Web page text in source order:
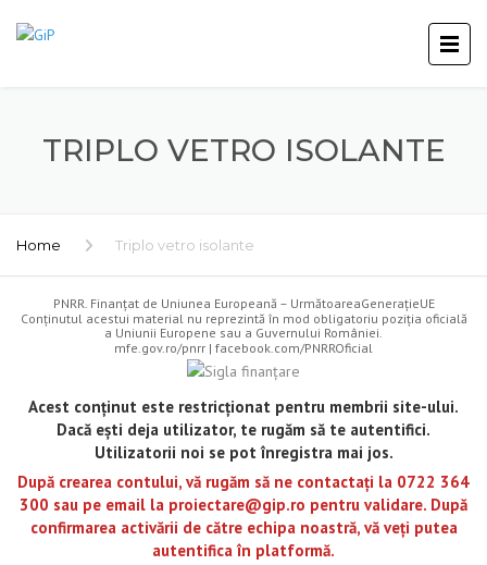
TRIPLO VETRO ISOLANTE
Home Triplo vetro isolante
PNRR. Finanțat de Uniunea Europeană – UrmătoareaGenerațieUE
Conținutul acestui material nu reprezintă în mod obligatoriu poziția oficială
a Uniunii Europene sau a Guvernului României.
mfe.gov.ro/pnrr | facebook.com/PNRROficial
Acest conținut este restricționat pentru membrii site-ului.
Dacă ești deja utilizator, te rugăm să te autentifici.
Utilizatorii noi se pot înregistra mai jos.
După crearea contului, vă rugăm să ne contactați la 0722 364
300 sau pe email la proiectare@gip.ro pentru validare. După
confirmarea activării de către echipa noastră, vă veți putea
autentifica în platformă.